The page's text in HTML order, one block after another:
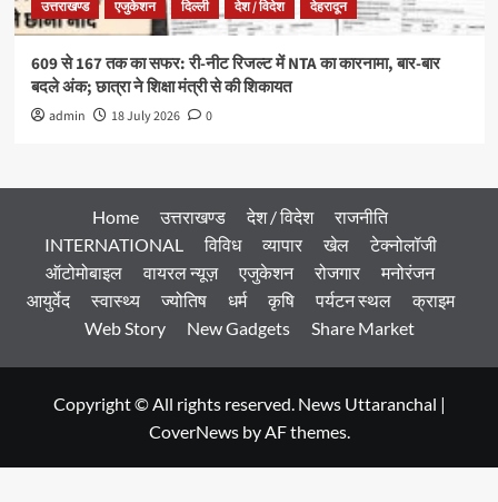
उत्तराखण्ड एजुकेशन दिल्ली देश / विदेश देहरादून
609 से 167 तक का सफर: री-नीट रिजल्ट में NTA का कारनामा, बार-बार
बदले अंक; छात्रा ने शिक्षा मंत्री से की शिकायत
admin 18 July 2026 0
Home उत्तराखण्ड देश / विदेश
राजनीति
INTERNATIONAL
विविध व्यापार खेल
टेक्नोलॉजी
ऑटोमोबाइल
वायरल न्यूज़ एजुकेशन रोजगार
मनोरंजन
आयुर्वेद
स्वास्थ्य ज्योतिष धर्म कृषि पर्यटन स्थल
क्राइम
Web Story
New Gadgets Share Market
Copyright © All rights reserved. News Uttaranchal |
CoverNewsby AF themes.